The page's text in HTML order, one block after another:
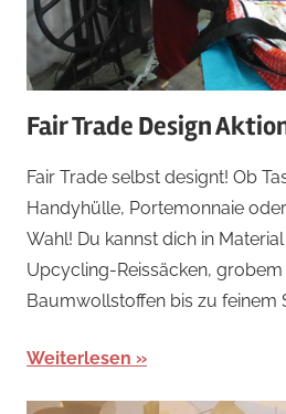
Fair Trade Design
Fair Trade selbst designt! Ob
Handyhülle, Portemonnaie
Wahl! Du kannst dich in
Upcycling-Reissäcken, grobem
Baumwollstoffen bis zu feinem
Weiterlesen